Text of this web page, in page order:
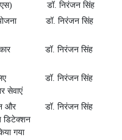
डॉ. निरंजन सिंह
डॉ. निरंजन सिंह
डॉ. निरंजन सिंह
सेवाएं
डॉ. निरंजन सिंह
और
डिटेक्शन
गया
डॉ. निरंजन सिंह